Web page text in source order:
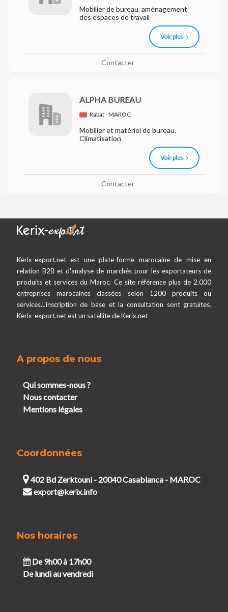
Mobilier de bureau, aménagement
des espaces de travail
Voir plus
Contacter
ALPHA BUREAU
Rabat - MAROC
Mobilier et matériel de bureau.
Climatisation
Voir plus
Contacter
Kerix-export.net est une plate-forme marocaine de mise en
relation B2B et d'analyse de marchés pour les exportateurs de
produits et services du Maroc. Ce site référence plus de 2.000
entreprises marocaines classées selon 1200 produits ou
services.L'inscription de base et la consultation sont gratuites.
Kerix-export.net est un satellite de Kerix.net
A propos de nous
Qui sommes-nous ?
Nous contacter
Mentions légales
Coordonnées
402 Bd Zerktouni - 20040 Casablanca - MAROC
export@kerix.info
Nos horaires
De 9h00 à 17h00
De lundi au vendredi